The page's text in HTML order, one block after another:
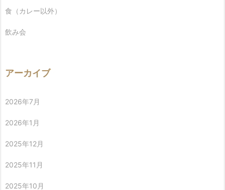
食（カレー以外）
飲み会
アーカイブ
2026年7月
2026年1月
2025年12月
2025年11月
2025年10月